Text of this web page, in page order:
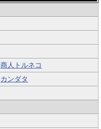
商人トルネコ
カンダタ